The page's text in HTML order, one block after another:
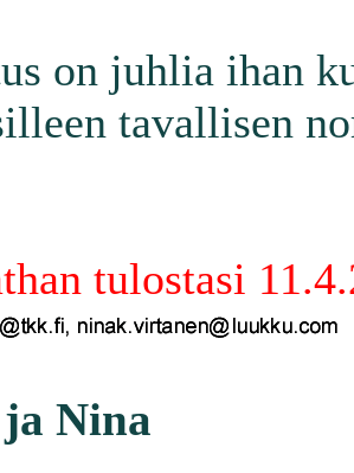
on juhlia ihan
tavallisen
tulostasi
Nina